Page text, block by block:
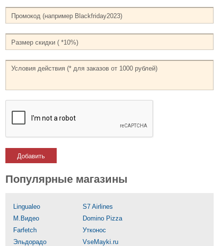
Добавить
Популярные магазины
Lingualeo
S7 Airlines
М.Видео
Domino Pizza
Farfetch
Утконос
Эльдорадо
VseMayki.ru